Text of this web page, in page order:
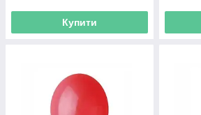
Купити